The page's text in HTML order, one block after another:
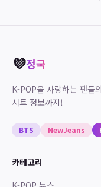
💜정국
K-POP을 사랑하는 팬들
서트 정보까지!
BTS NewJeans
카테고리